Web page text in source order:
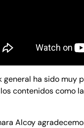
general ha sido muy
contenidos como
Alcoy